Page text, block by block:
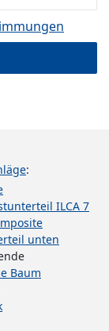
:
ILCA 7
unten
Baum